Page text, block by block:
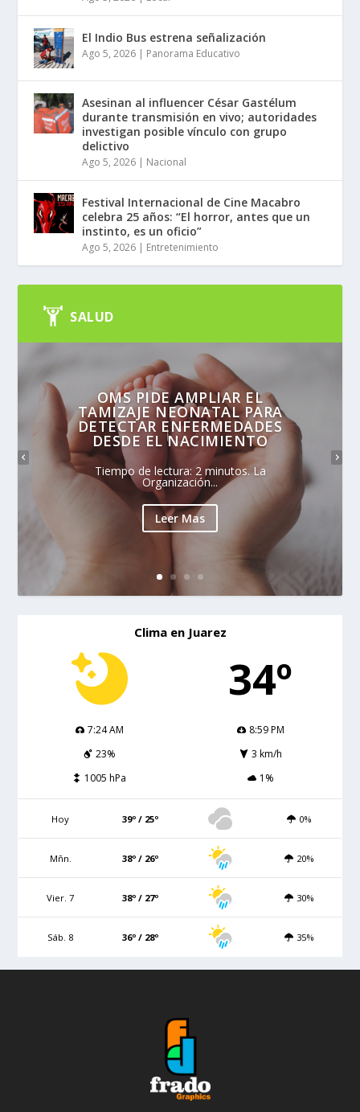
El Indio Bus estrena señalización
Ago 5, 2026 | Panorama Educativo
Asesinan al influencer César Gastélum
durante transmisión en vivo; autoridades
investigan posible vínculo con grupo
delictivo
Ago 5, 2026 | Nacional
Festival Internacional de Cine Macabro
celebra 25 años: “El horror, antes que un
instinto, es un oficio”
Ago 5, 2026 | Entretenimiento
SALUD
OMS PIDE AMPLIAR EL
TAMIZAJE NEONATAL PARA
DETECTAR ENFERMEDADES
DESDE EL NACIMIENTO
Tiempo de lectura: 2 minutos. La
Organización...
Leer Mas
Clima en Juarez
34º
7:24 AM
8:59 PM
23%
3 km/h
1005 hPa
1%
Hoy 39º / 25º 0%
Mñn. 38º / 26º 20%
Vier. 7 38º / 27º 30%
Sáb. 8 36º / 28º 35%